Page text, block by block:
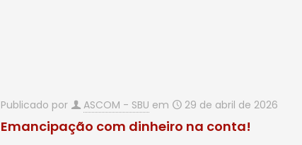
Publicado por ASCOM - SBU em 29 de abril de 2026
Emancipação com dinheiro na conta!